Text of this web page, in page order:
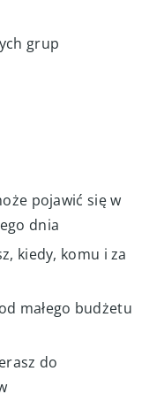
grup
pojawić się w
dnia
kiedy, komu i za
małego budżetu
do